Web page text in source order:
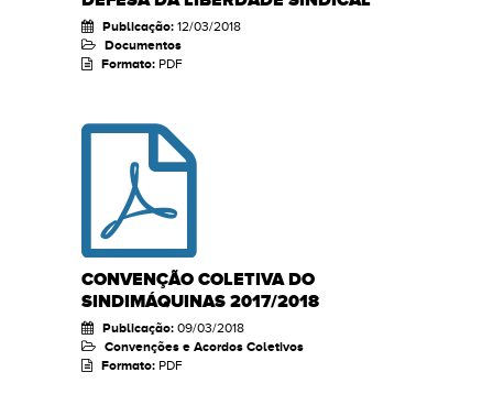
Publicação: 12/03/2018
Documentos
Formato: PDF
CONVENÇÃO COLETIVA DO
SINDIMÁQUINAS 2017/2018
Publicação: 09/03/2018
Convenções e Acordos Coletivos
Formato: PDF